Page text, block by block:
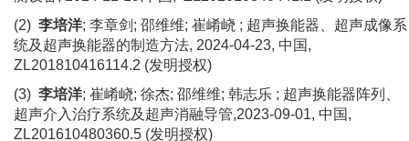
(2) 李培洋; 李章剑; 邵维维; 崔崤峣 ; 超声换能器、超声成像系
统及超声换能器的制造方法, 2024-04-23, 中国,
ZL201810416114.2 (发明授权)
(3) 李培洋; 崔崤峣; 徐杰; 邵维维; 韩志乐 ; 超声换能器阵列、
超声介入治疗系统及超声消融导管,2023-09-01, 中国,
ZL201610480360.5 (发明授权)